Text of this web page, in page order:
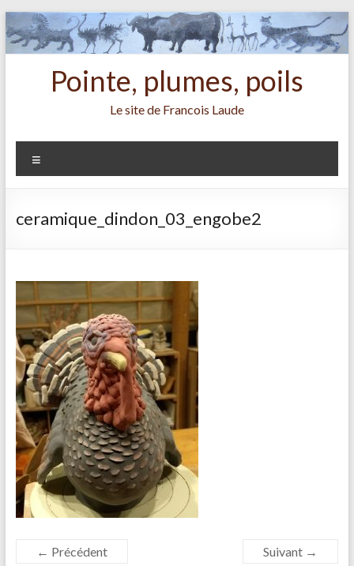
Aller
au
contenu
Pointe, plumes, poils
Le site de Francois Laude
ceramique_dindon_03_engobe2
← Précédent Suivant →